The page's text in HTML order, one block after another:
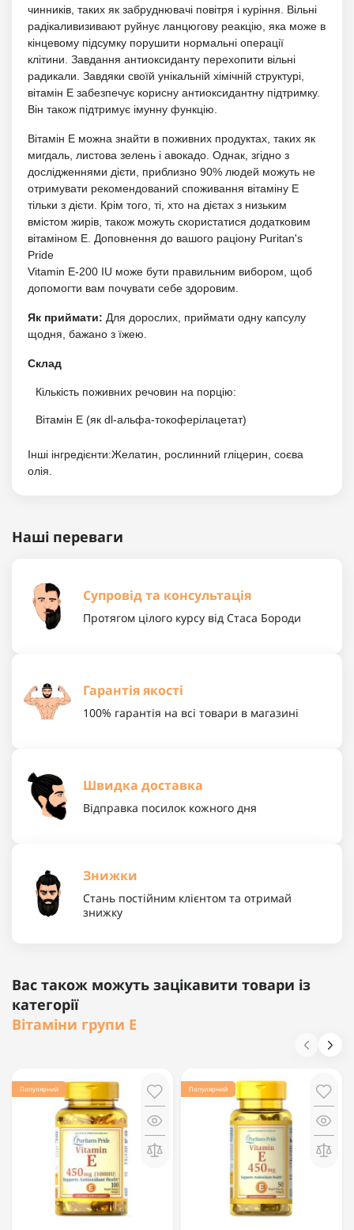
чинників, таких як забруднювачі повітря і куріння. Вільні
радікаливизивают руйнує ланцюгову реакцію, яка може в
кінцевому підсумку порушити нормальні операції
клітини. Завдання антиоксиданту перехопити вільні
радикали. Завдяки своїй унікальній хімічній структурі,
вітамін Е забезпечує корисну антиоксидантну підтримку.
Він також підтримує імунну функцію.
Вітамін Е можна знайти в поживних продуктах, таких як
мигдаль, листова зелень і авокадо. Однак, згідно з
дослідженнями дієти, приблизно 90% людей можуть не
отримувати рекомендований споживання вітаміну Е
тільки з дієти. Крім того, ті, хто на дієтах з низьким
вмістом жирів, також можуть скористатися додатковим
вітаміном E. Доповнення до вашого раціону Puritan's
Pride
Vitamin E-200 IU може бути правильним вибором, щоб
допомогти вам почувати себе здоровим.
Як приймати: Для дорослих, приймати одну капсулу
щодня, бажано з їжею.
Склад
Кількість поживних речовин на порцію:
Вітамін Е (як dl-альфа-токоферілацетат)
Інші інгредієнти:Желатин, рослинний гліцерин, соєва
олія.
Наші переваги
Супровід та консультація
Протягом цілого курсу від Стаса Бороди
Гарантія якості
100% гарантія на всі товари в магазині
Швидка доставка
Відправка посилок кожного дня
Знижки
Стань постійним клієнтом та отримай
знижку
Вас також можуть зацікавити товари із
категорії
Вітаміни групи Е
Популярний Популярний